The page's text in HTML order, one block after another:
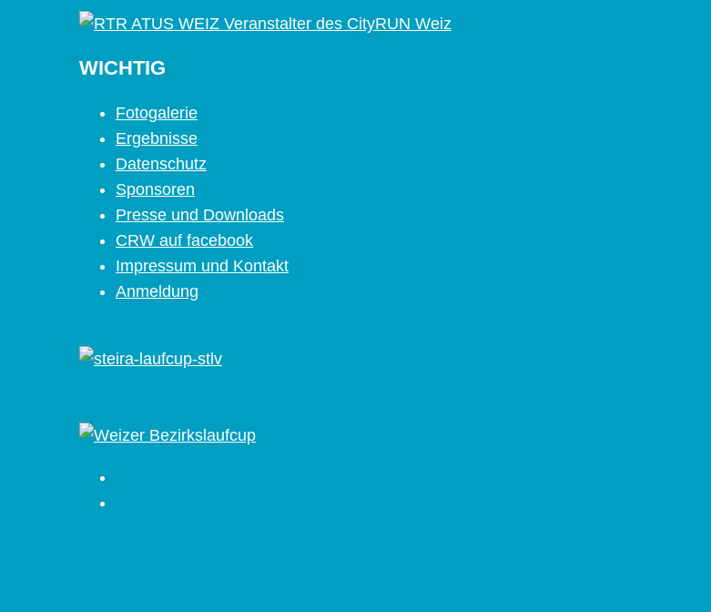
WICHTIG
Fotogalerie
Ergebnisse
Datenschutz
Sponsoren
Presse und Downloads
CRW auf facebook
Impressum und Kontakt
Anmeldung